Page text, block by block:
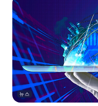
뉴스